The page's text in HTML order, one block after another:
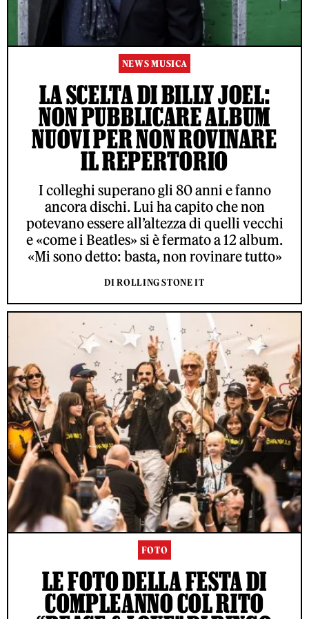
NEWS MUSICA
LA SCELTA DI BILLY JOEL:
NON PUBBLICARE ALBUM
NUOVI PER NON ROVINARE
IL REPERTORIO
I colleghi superano gli 80 anni e fanno
ancora dischi. Lui ha capito che non
potevano essere all’altezza di quelli vecchi
e «come i Beatles» si è fermato a 12 album.
«Mi sono detto: basta, non rovinare tutto»
DI ROLLING STONE IT
FOTO
LE FOTO DELLA FESTA DI
COMPLEANNO COL RITO